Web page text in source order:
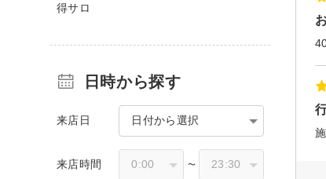
得サロ
日時から探す
来店日 日付から選択
来店時間 〜